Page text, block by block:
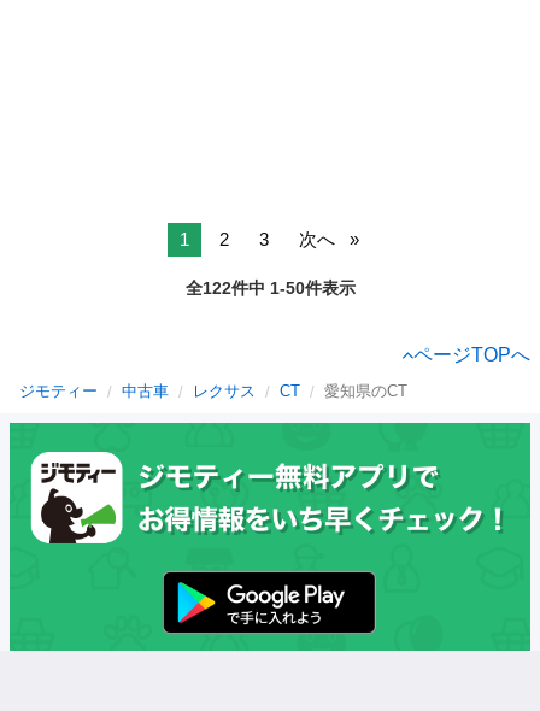
1 2 3 次へ
全122件中 1-50件表示
ページTOPへ
ジモティー 中古車 レクサス CT 愛知県のCT